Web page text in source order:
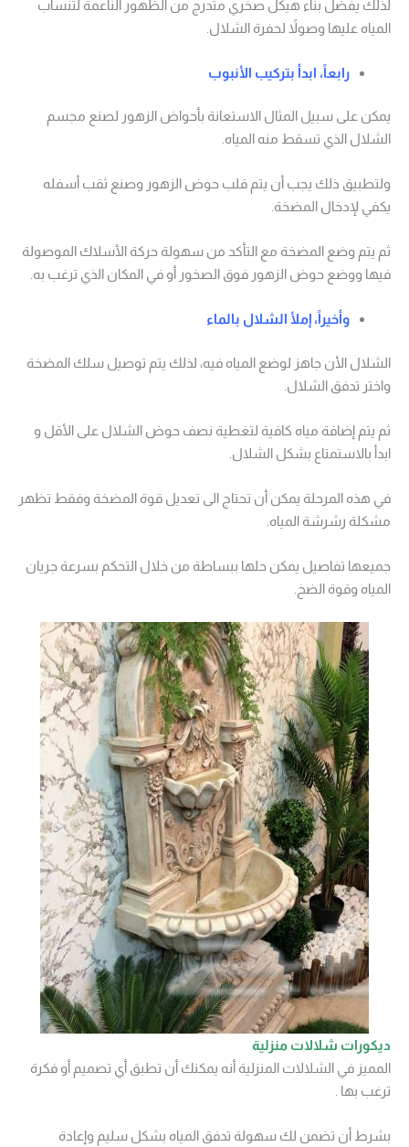
لذلك يفضل بناء هيكل صخري متدرج من الظهور الناعمة لتنساب
المياه عليها وصولاً لحفرة الشلال.
رابعاً، ابدأ بتركيب الأنبوب
يمكن على سبيل المثال الاستعانة بأحواض الزهور لصنع مجسم
الشلال الذي تسقط منه المياه.
ولتطبيق ذلك يجب أن يتم قلب حوض الزهور وصنع ثقب أسفله
يكفي لإدخال المضخة.
ثم يتم وضع المضخة مع التأكد من سهولة حركة الأسلاك الموصولة
فيها ووضع حوض الزهور فوق الصخور أو في المكان الذي ترغب به.
وأخيراً، إملأ الشلال بالماء
الشلال الأن جاهز لوضع المياه فيه، لذلك يتم توصيل سلك المضخة
واختر تدفق الشلال.
ثم يتم إضافة مياه كافية لتغطية نصف حوض الشلال على الأقل و
ابدأ بالاستمتاع بشكل الشلال.
في هذه المرحلة يمكن أن تحتاج الى تعديل قوة المضخة وفقط تظهر
مشكلة رشرشة المياه.
جميعها تفاصيل يمكن حلها ببساطة من خلال التحكم بسرعة جريان
المياه وقوة الضخ.
ديكورات شلالات منزلية
المميز في الشلالات المنزلية أنه يمكنك أن تطبق أي تصميم أو فكرة
ترغب بها .
بشرط أن تضمن لك سهولة تدفق المياه بشكل سليم وإعادة